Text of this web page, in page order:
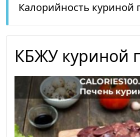
Калорийность куриной
КБЖУ куриной